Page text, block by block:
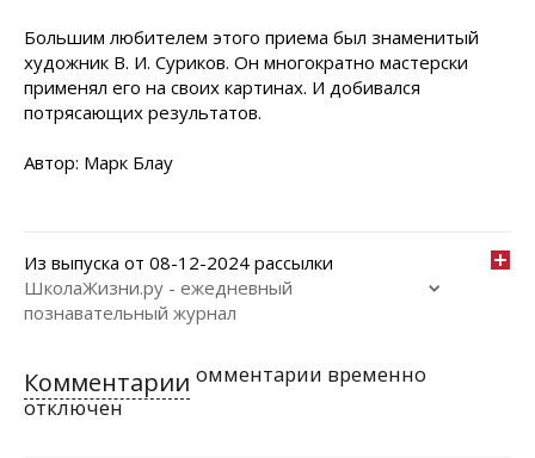
Большим любителем этого приема был знаменитый
художник В. И. Суриков. Он многократно мастерски
применял его на своих картинах. И добивался
потрясающих результатов.
Автор: Марк Блау
Из выпуска от 08-12-2024 рассылки
ШколаЖизни.ру - ежедневный
познавательный журнал
Комментарии омментарии временно
отключен